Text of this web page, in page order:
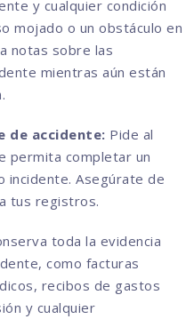
y cualquier condición
mojado o un obstáculo en
notas sobre las
mientras aún están
de accidente: Pide al
permita completar un
incidente. Asegúrate de
tus registros.
toda la evidencia
como facturas
recibos de gastos
y cualquier